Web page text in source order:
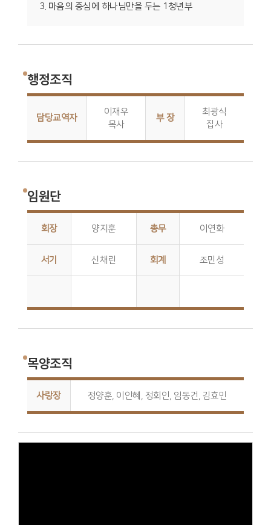
3. 마음의 중심에 하나님만을 두는 1청년부
행정조직
담당교역자
이재우
목사
부 장
최광식
집사
임원단
회장 양지훈 총무 이연화
서기 신채린 회계 조민성
목양조직
사랑장 정양훈, 이인혜, 정회인, 임동건, 김효민